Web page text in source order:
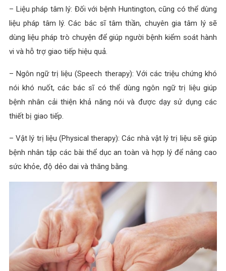
– Liệu pháp tâm lý: Đối với bệnh Huntington, cũng có thể dùng
liệu pháp tâm lý. Các bác sĩ tâm thần, chuyên gia tâm lý sẽ
dùng liệu pháp trò chuyện để giúp người bệnh kiểm soát hành
vi và hỗ trợ giao tiếp hiệu quả.
– Ngôn ngữ trị liệu (Speech therapy): Với các triệu chứng khó
nói khó nuốt, các bác sĩ có thể dùng ngôn ngữ trị liệu giúp
bệnh nhân cải thiện khả năng nói và được dạy sử dụng các
thiết bị giao tiếp.
– Vật lý trị liệu (Physical therapy): Các nhà vật lý trị liệu sẽ giúp
bệnh nhân tập các bài thể dục an toàn và hợp lý để nâng cao
sức khỏe, độ dẻo dai và thăng bằng.